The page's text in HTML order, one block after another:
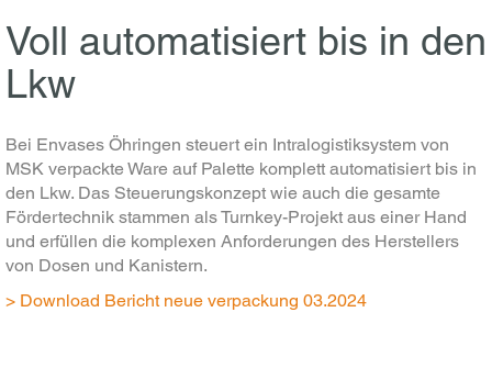
Voll automatisiert bis in den
Lkw
Bei Envases Öhringen steuert ein Intralogistiksystem von
MSK verpackte Ware auf Palette komplett automatisiert bis in
den Lkw. Das Steuerungskonzept wie auch die gesamte
Fördertechnik stammen als Turnkey-Projekt aus einer Hand
und erfüllen die komplexen Anforderungen des Herstellers
von Dosen und Kanistern.
> Download Bericht neue verpackung 03.2024